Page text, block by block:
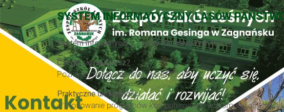
SYSTEM INFORMATYCZNY LASÓW
System Informatyczny Lasów Państwowych (SILP)
Czego się nauczysz?
Poznasz zasady informatyzacji PGL LP.
Praktyczne umiejętności:
✅Stosowanie programów komputerowych wspomagających